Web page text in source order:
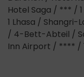
Hotel Saga / *** /
1 Lhasa / Shangri-
/ 4-Bett-Abteil /
Inn Airport / **** /